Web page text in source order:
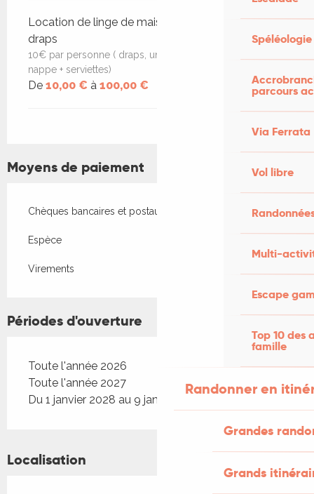
Spéléologie
parcours
Via Ferrata
Vol libre
Multi-
Escape
Top 10 des
famille
Randonner en
Grandes
Grands
Location de linge de maison, de toilette et de
draps
10€ par personne ( draps, une serviette, torchons , une
nappe + serviettes)
De 10,00 € à 100,00 €
Moyens de paiement
Chèques bancaires et postaux
Espèce
Virements
Périodes d'ouverture
Toute l'année 2026
Toute l'année 2027
Du 1 janvier 2028 au 9 janvier 2028
Localisation